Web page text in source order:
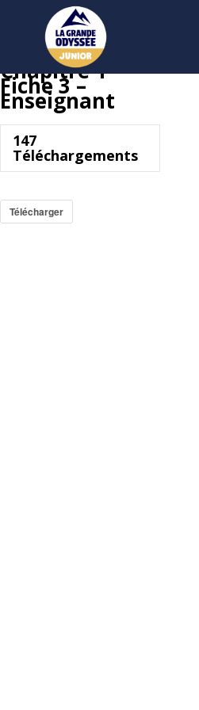
Chapitre 1 –
Fiche 3 –
Enseignant
147
Téléchargements
Télécharger